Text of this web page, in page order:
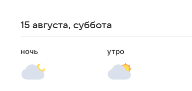
15 августа, суббота
ночь утро